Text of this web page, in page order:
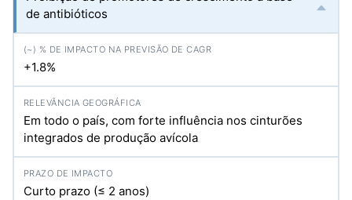
de antibióticos
+1.8%
Em todo o país, com forte influência nos cinturões
integrados de produção avícola
Curto prazo (≤ 2 anos)